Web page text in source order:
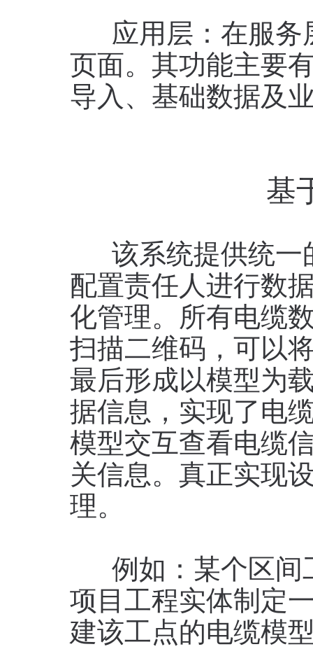
应用层：在服务
页面。其功能主要
导入、基础数据及
基
该系统提供统一
配置责任人进行数
化管理。所有电缆
扫描二维码，可以
最后形成以模型为
据信息，实现了电
模型交互查看电缆
关信息。真正实现
理。
例如：某个区间
项目工程实体制定
建该工点的电缆模